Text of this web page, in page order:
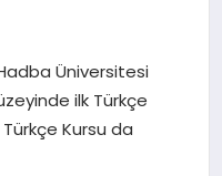
Üniversitesi
ilk Türkçe
Kursu da